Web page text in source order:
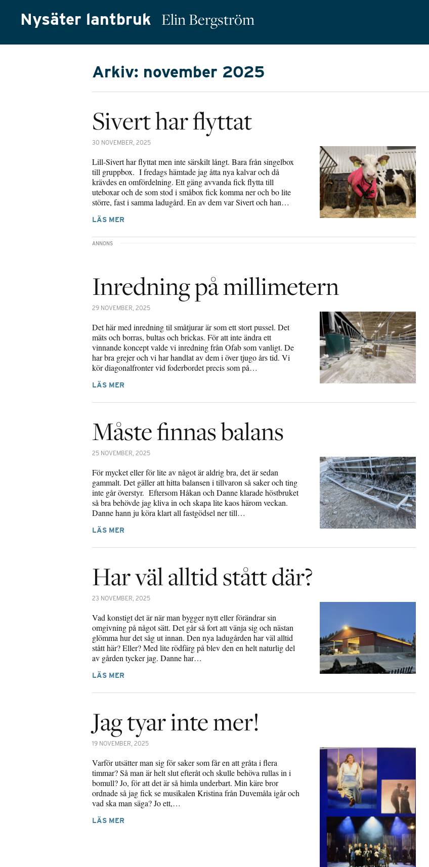
Nysäter lantbruk Elin Bergström
Arkiv: november 2025
Sivert har flyttat
30 NOVEMBER, 2025
Lill-Sivert har flyttat men inte särskilt långt. Bara från singelbox
till gruppbox. I fredags hämtade jag åtta nya kalvar och då
krävdes en omfördelning. Ett gäng avvanda fick flytta till
uteboxar och de som stod i småbox fick komma ner och bo lite
större, fast i samma ladugård. En av dem var Sivert och han…
LÄS MER
Inredning på millimetern
29 NOVEMBER, 2025
Det här med inredning til småtjurar är som ett stort pussel. Det
mäts och borras, bultas och brickas. För att inte ändra ett
vinnande koncept valde vi inredning från Ofab som vanligt. De
har bra grejer och vi har handlat av dem i över tjugo års tid. Vi
kör diagonalfronter vid foderbordet precis som på…
LÄS MER
Måste finnas balans
25 NOVEMBER, 2025
För mycket eller för lite av något är aldrig bra, det är sedan
gammalt. Det gäller att hitta balansen i tillvaron så saker och ting
inte går överstyr. Eftersom Håkan och Danne klarade höstbruket
så bra behövde jag kliva in och skapa lite kaos härom veckan.
Danne hann ju köra klart all fastgödsel ner till…
LÄS MER
Har väl alltid stått där?
23 NOVEMBER, 2025
Vad konstigt det är när man bygger nytt eller förändrar sin
omgivning på något sätt. Det går så fort att vänja sig och nästan
glömma hur det såg ut innan. Den nya ladugården har väl alltid
stått här? Eller? Med lite rödfärg på blev den en helt naturlig del
av gården tycker jag. Danne har…
LÄS MER
Jag tyar inte mer!
19 NOVEMBER, 2025
Varför utsätter man sig för saker som får en att gråta i flera
timmar? Så man är helt slut efteråt och skulle behöva rullas in i
bomull? Jo, för att det är så himla underbart. Min käre bror
ordnade så jag fick se musikalen Kristina från Duvemåla igår och
vad ska man säga? Jo ett,…
LÄS MER